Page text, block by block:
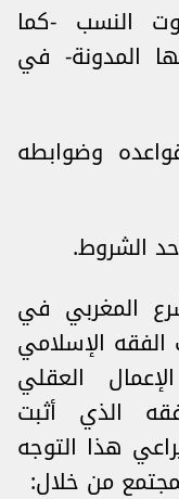
النسب -كما
المدونة- في
وضوابطه
الشروط.
المغربي في
الإسلامي
العقلي
الذي أثبت
هذا التوجه
من خلال: